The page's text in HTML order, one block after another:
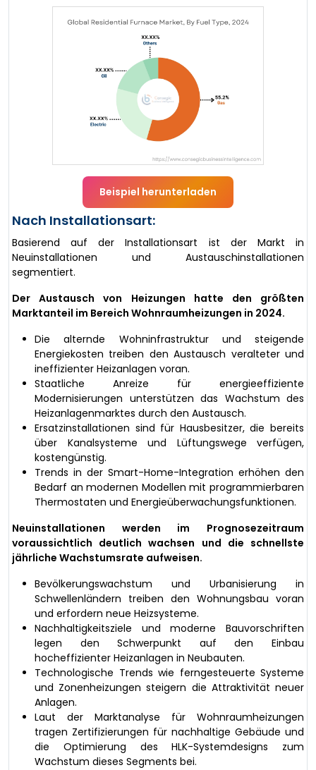
Beispiel herunterladen
Nach Installationsart:
Basierend auf der Installationsart ist der Markt in
Neuinstallationen und Austauschinstallationen
segmentiert.
Der Austausch von Heizungen hatte den größten
Marktanteil im Bereich Wohnraumheizungen in 2024.
Die alternde Wohninfrastruktur und steigende
Energiekosten treiben den Austausch veralteter und
ineffizienter Heizanlagen voran.
Staatliche Anreize für energieeffiziente
Modernisierungen unterstützen das Wachstum des
Heizanlagenmarktes durch den Austausch.
Ersatzinstallationen sind für Hausbesitzer, die bereits
über Kanalsysteme und Lüftungswege verfügen,
kostengünstig.
Trends in der Smart-Home-Integration erhöhen den
Bedarf an modernen Modellen mit programmierbaren
Thermostaten und Energieüberwachungsfunktionen.
Neuinstallationen werden im Prognosezeitraum
voraussichtlich deutlich wachsen und die schnellste
jährliche Wachstumsrate aufweisen.
Bevölkerungswachstum und Urbanisierung in
Schwellenländern treiben den Wohnungsbau voran
und erfordern neue Heizsysteme.
Nachhaltigkeitsziele und moderne Bauvorschriften
legen den Schwerpunkt auf den Einbau
hocheffizienter Heizanlagen in Neubauten.
Technologische Trends wie ferngesteuerte Systeme
und Zonenheizungen steigern die Attraktivität neuer
Anlagen.
Laut der Marktanalyse für Wohnraumheizungen
tragen Zertifizierungen für nachhaltige Gebäude und
die Optimierung des HLK-Systemdesigns zum
Wachstum dieses Segments bei.